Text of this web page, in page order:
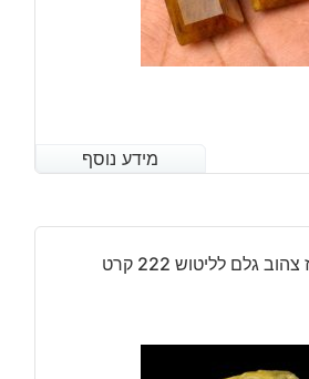
מידע נוסף
מידע נוסף
גלם לליטוש 222 קרט